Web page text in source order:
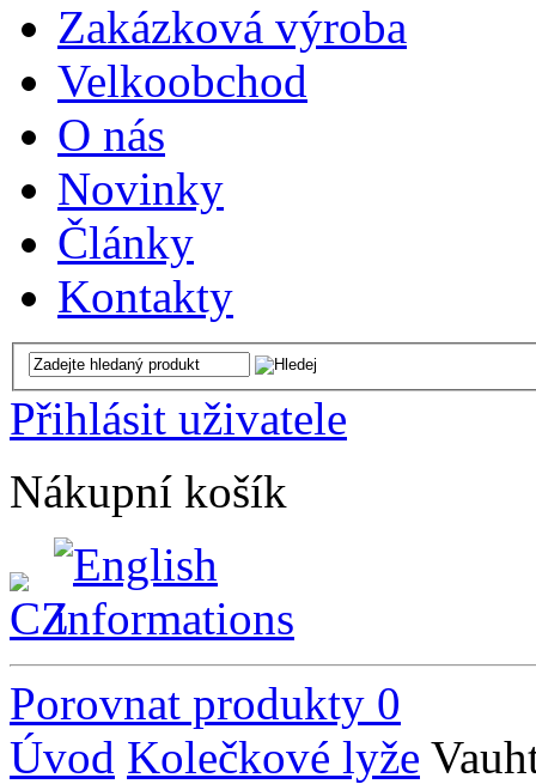
Zakázková výroba
Velkoobchod
O nás
Novinky
Články
Kontakty
Přihlásit uživatele
Nákupní košík
Porovnat produkty 0
Úvod Kolečkové lyže